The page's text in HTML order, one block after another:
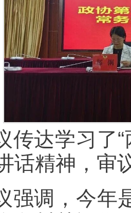
传达学习了
话精神，审
强调，今年